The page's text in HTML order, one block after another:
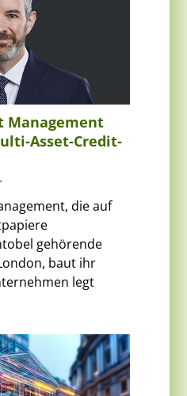
Management
Asset-Credit-
die auf
gehörende
baut ihr
legt